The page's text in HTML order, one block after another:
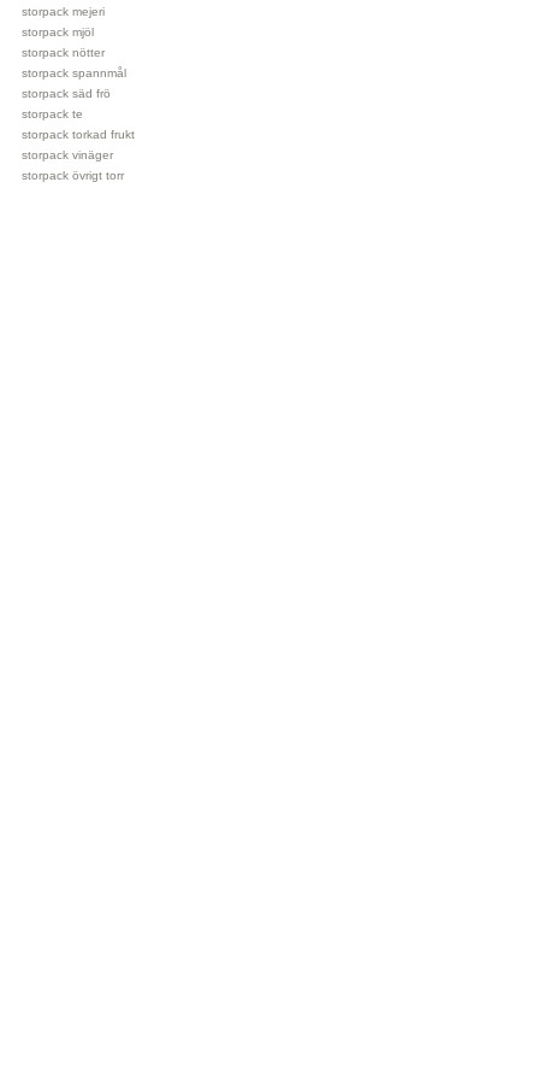
storpack mejeri
storpack mjöl
storpack nötter
storpack spannmål
storpack säd frö
storpack te
storpack torkad frukt
storpack vinäger
storpack övrigt torr